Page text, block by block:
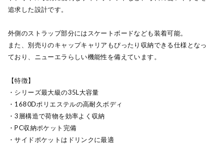
追求した設計です。
外側のストラップ部分にはスケートボードなども装着可能。
また、別売りのキャップキャリアもぴったり収納できる仕様となっ
ており、ニューエラらしい機能性を備えています。
【特徴】
・シリーズ最大級の35L大容量
・1680Dポリエステルの高耐久ボディ
・3層構造で荷物を効率よく収納
・PC収納ポケット完備
・サイドポケットはドリンクに最適